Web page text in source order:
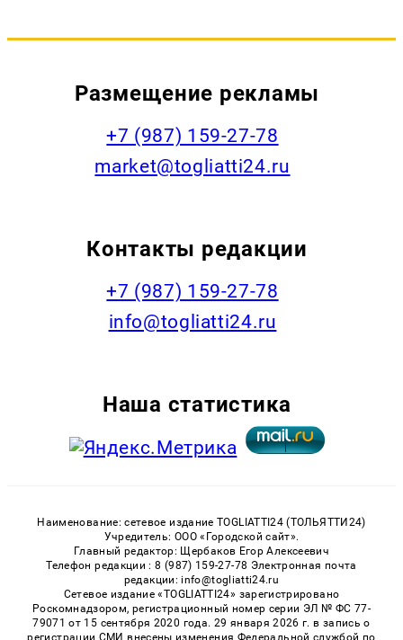
Размещение рекламы
+7 (987) 159-27-78
market@togliatti24.ru
Контакты редакции
+7 (987) 159-27-78
info@togliatti24.ru
Наша статистика
Наименование: сетевое издание TOGLIATTI24 (ТОЛЬЯТТИ24)
Учредитель: ООО «Городской сайт».
Главный редактор: Щербаков Егор Алексеевич
Телефон редакции : 8 (987) 159-27-78 Электронная почта
редакции: info@togliatti24.ru
Сетевое издание «TOGLIATTI24» зарегистрировано
Роскомнадзором, регистрационный номер серии ЭЛ № ФС 77-
79071 от 15 сентября 2020 года. 29 января 2026 г. в запись о
регистрации СМИ внесены изменения Федеральной службой по